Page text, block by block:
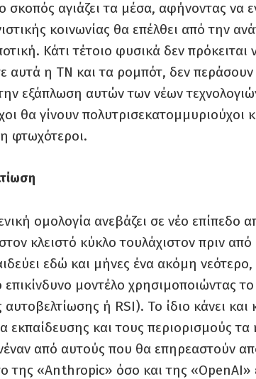
σκοπός αγιάζει τα μέσα, αφήνοντας να
κοινωνίας θα επέλθει από την
Κάτι τέτοιο φυσικά δεν πρόκειται
αυτά η ΤΝ και τα ρομπότ, δεν περάσουν
εξάπλωση αυτών των νέων
θα γίνουν πολυτρισεκατομμυριούχοι
φτωχότεροι.
ομολογία ανεβάζει σε νέο επίπεδο
κλειστό κύκλο τουλάχιστον πριν από
εδώ και μήνες ένα ακόμη νεότερο,
μοντέλο χρησιμοποιώντας
ή RSI). Το ίδιο κάνει
και τους περιορισμούς τα
από αυτούς που θα επηρεαστούν
της «Anthropic» όσο και της «OpenAI»